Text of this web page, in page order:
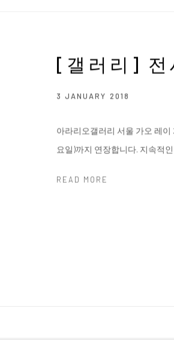
[갤러리] 전
3 JANUARY 2018
아라리오갤러리 서울 가오 레이
요일)까지 연장합니다. 지속적
READ MORE